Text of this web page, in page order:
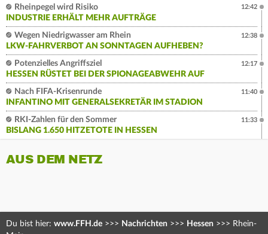
Rheinpegel wird Risiko
INDUSTRIE ERHÄLT MEHR AUFTRÄGE
12:42
Wegen Niedrigwasser am Rhein
LKW-FAHRVERBOT AN SONNTAGEN AUFHEBEN?
12:38
Potenzielles Angriffsziel
HESSEN RÜSTET BEI DER SPIONAGEABWEHR AUF
12:17
Nach FIFA-Krisenrunde
INFANTINO MIT GENERALSEKRETÄR IM STADION
11:40
RKI-Zahlen für den Sommer
BISLANG 1.650 HITZETOTE IN HESSEN
11:33
AUS DEM NETZ
Du bist hier: www.FFH.de >>> Nachrichten >>> Hessen >>> Rhein-